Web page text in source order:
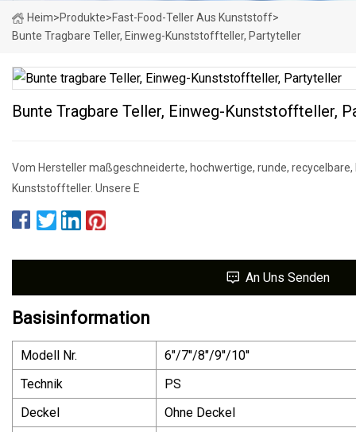
Heim>Produkte>Fast-Food-Teller Aus Kunststoff>
Bunte Tragbare Teller, Einweg-Kunststoffteller, Partyteller
Bunte Tragbare Teller, Einweg-Kunststoffteller,
Vom Hersteller maßgeschneiderte, hochwertige, runde,
Kunststoffteller. Unsere E
An Uns Senden
Basisinformation
Modell Nr.
6"/7''/8"/9''/10''
Technik
PS
Deckel
Ohne Deckel